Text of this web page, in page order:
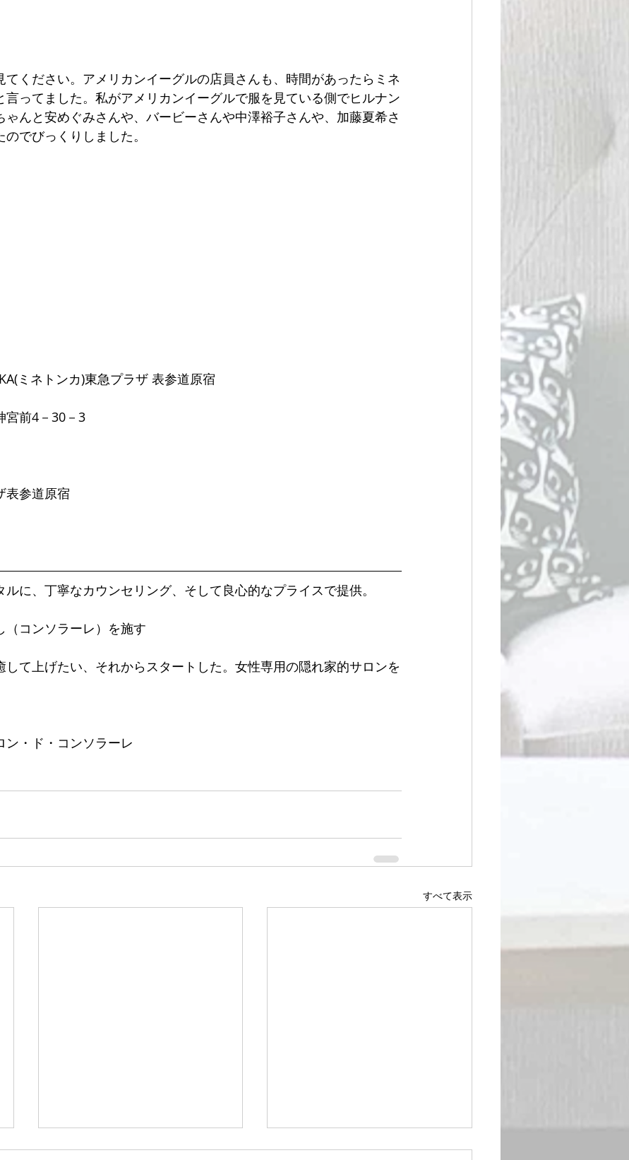
てください。アメリカンイーグルの店員さんも、時間があったらミネ
言ってました。私がアメリカンイーグルで服を見ている側でヒルナン
ゃんと安めぐみさんや、バービーさんや中澤裕子さんや、加藤夏希さ
でびっくりしました。
ミネトンカ)東急プラザ 表参道原宿
宮前4－30－3
表参道原宿
に、丁寧なカウンセリング、そして良心的なプライスで提供。
（コンソラーレ）を施す
して上げたい、それからスタートした。女性専用の隠れ家的サロンを
ン・ド・コンソラーレ
すべて表示